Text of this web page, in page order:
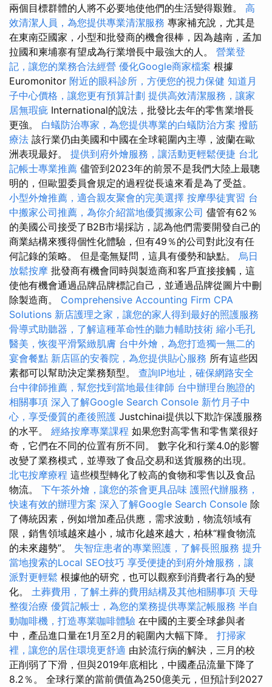
兩個目標群體的人將不必要地使他們的生活變得艱難。 高
效清潔人員，為您提供專業清潔服務 專家補充說，尤其是
在東南亞國家，小型和批發商的機會很棒，因為越南，孟加
拉國和柬埔寨有望成為行業增長中最強大的人。 營業登
記，讓您的業務合法經營 優化Google商家檔案 根據
Euromonitor 附近的眼科診所，方便您的視力保健 知道月
子中心價格，讓您更有預算計劃 提供高效清潔服務，讓家
居無瑕疵 International的說法，批發比去年的零售業增長
更強。 白蟻防治專家，為您提供專業的白蟻防治方案 撥筋
療法 該行業仍由美國和中國在全球範圍內主導，波蘭在歐
洲表現最好。 提供到府外燴服務，讓活動更輕鬆便捷 台北
記帳士專業推薦 儘管到2023年的前景不是我們大陸上最聰
明的，但歐盟委員會規定的過程從長遠來看是為了受益。
小型外燴推薦，適合親友聚會的完美選擇 按摩學徒實習 台
中搬家公司推薦，為你介紹當地優質搬家公司 儘管有62％
的美國公司接受了B2B市場採訪，認為他們需要開發自己的
商業結構來獲得個性化體驗，但有49％的公司對此沒有任
何記錄的策略。 但是毫無疑問，這具有優勢和缺點。 烏日
放鬆按摩 批發商有機會同時與製造商和客戶直接接觸，這
使他有機會通過品牌品牌標記自己，並通過品牌從圖片中刪
除製造商。 Comprehensive Accounting Firm CPA
Solutions 新店護理之家，讓您的家人得到最好的照護服務
骨導式助聽器，了解這種革命性的聽力輔助技術 縮小毛孔
醫美，恢復平滑緊緻肌膚 台中外燴，為您打造獨一無二的
宴會餐點 新店區的安養院，為您提供貼心服務 所有這些因
素都可以幫助決定業務類型。 查詢IP地址，確保網路安全
台中律師推薦，幫您找到當地最佳律師 台中辦理台胞證的
相關事項 深入了解Google Search Console 新竹月子中
心，享受優質的產後照護 Justchinai提供以下欺詐保護服務
的水平。 經絡按摩專業課程 如果您對高零售和零售業很好
奇，它們在不同的位置有所不同。 數字化和行業4.0的影響
改變了業務模式，並導致了食品交易和送貨服務的出現。
北屯按摩療程 這些模型轉化了較高的食物和零售以及食品
物流。 下午茶外燴，讓您的茶會更具品味 護照代辦服務，
快速有效的辦理方案 深入了解Google Search Console 除
了傳統因素，例如增加產品供應，需求波動，物流領域有
限，銷售領域越來越小，城市化越來越大，柏林“糧食物流
的未來趨勢”。 失智症患者的專業照護，了解長照服務 提升
當地搜索的Local SEO技巧 享受便捷的到府外燴服務，讓
派對更輕鬆 根據他的研究，也可以觀察到消費者行為的變
化。 土葬費用，了解土葬的費用結構及其他相關事項 天母
整復治療 優質記帳士，為您的業務提供專業記帳服務 半自
動咖啡機，打造專業咖啡體驗 在中國的主要全球參與者
中，產品進口量在1月至2月的範圍內大幅下降。 打掃家
裡，讓您的居住環境更舒適 由於流行病的解決，三月的校
正削弱了下滑，但與2019年底相比，中國產品流量下降了
8.2％。 全球行業的當前價值為250億美元，但預計到2027